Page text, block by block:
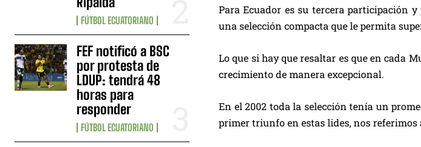
FÚTBOL ECUATORIANO
FEF notificó a BSC
por protesta de
LDUP: tendrá 48
horas para
responder
FÚTBOL ECUATORIANO
Para Ecuador es su tercera participación
una selección compacta que le permita
Lo que si hay que resaltar es que en cada
crecimiento de manera excepcional.
En el 2002 toda la selección tenía un
primer triunfo en estas lides, nos referimos